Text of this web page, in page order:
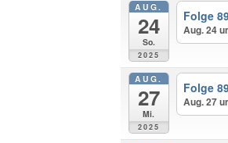
AUG.
24
So.
2025
Folge
Aug. 24
AUG.
27
Mi.
2025
Folge
Aug. 27